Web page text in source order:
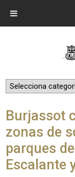
Burjassot
zonas de
parques
Escalante